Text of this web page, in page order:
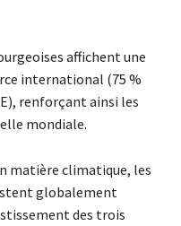
affichent une
international (75 %
renforçant ainsi les
mondiale.
matière climatique, les
globalement
des trois